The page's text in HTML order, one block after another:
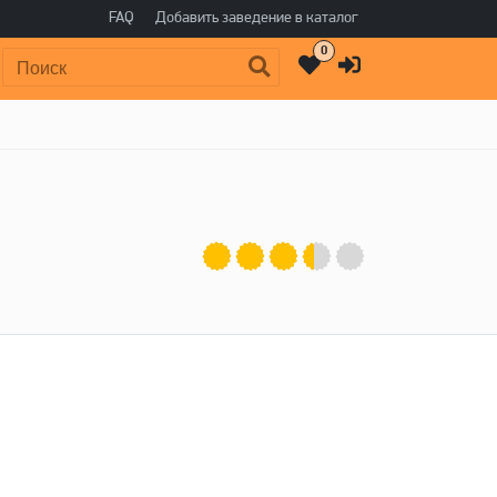
FAQ Добавить заведение в каталог
Поиск: 0